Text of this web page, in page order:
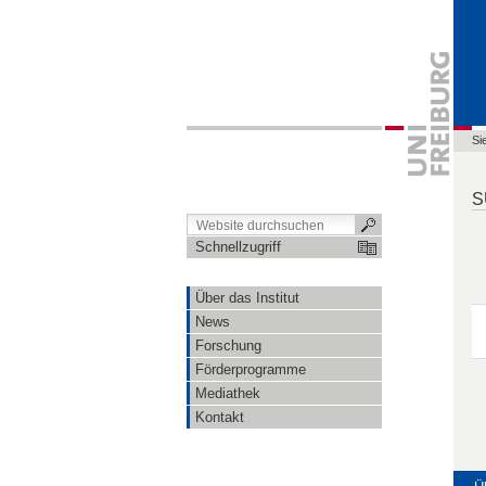
Schnellzugriff
Über das Institut
News
Forschung
Förderprogramme
Mediathek
Kontakt